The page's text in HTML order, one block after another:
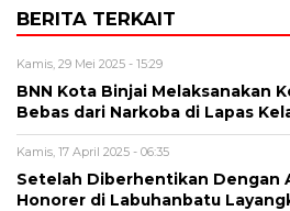
BERITA TERKAIT
Kamis, 29 Mei 2025 - 15:29
BNN Kota Binjai Melaksanakan
Bebas dari Narkoba di Lapas
Kamis, 17 April 2025 - 06:35
Setelah Diberhentikan Dengan
Honorer di Labuhanbatu